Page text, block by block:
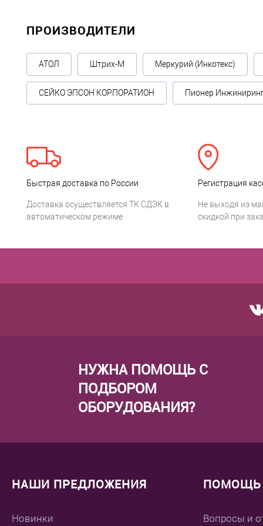
ПРОИЗВОДИТЕЛИ
АТОЛ Штрих-М Меркурий (Инкотекс)
СЕЙКО ЭПСОН КОРПОРАТИОН Пионер
Быстрая доставка по России
Доставка осуществляется ТК СДЭК в
автоматическом режиме
Регистрация
Не выходя из
скидкой при
НУЖНА ПОМОЩЬ С
ПОДБОРОМ
ОБОРУДОВАНИЯ?
НАШИ ПРЕДЛОЖЕНИЯ
Новинки
ПОМОЩЬ
Вопросы и